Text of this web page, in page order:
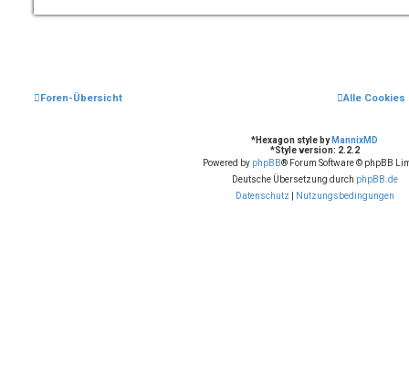
Foren-Übersicht Alle
*Hexagon style by MannixMD
*Style version: 2.2.2
Powered by phpBB® Forum Software © phpBB
Deutsche Übersetzung durch phpBB.de
Datenschutz
Nutzungsbedingungen